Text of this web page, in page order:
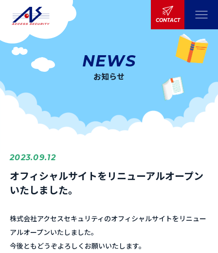
CONTACT
NEWS
お知らせ
2023.09.12
オフィシャルサイトをリニューアルオープン
いたしました。
株式会社アクセスセキュリティのオフィシャルサイトをリニュー
アルオープンいたしました。
今後ともどうぞよろしくお願いいたします。